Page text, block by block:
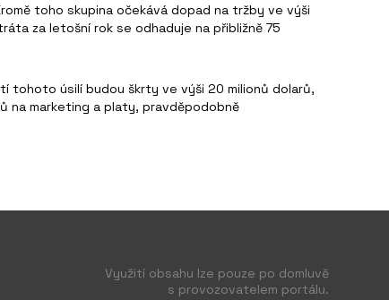
toho skupina očekává dopad na tržby ve výši
za letošní rok se odhaduje na přibližně 75
tohoto úsilí budou škrty ve výši 20 milionů dolarů,
na marketing a platy, pravděpodobně
Využití obsahu lze pouze po domluvě
s provozovatelem portálu.